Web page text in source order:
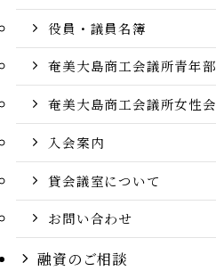
役員・議員名簿
奄美大島商工会議所青年部
奄美大島商工会議所女性会
入会案内
貸会議室について
お問い合わせ
融資のご相談